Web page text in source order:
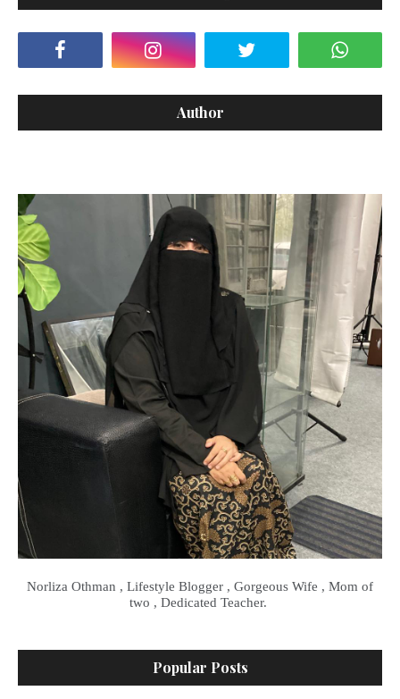
Author
Norliza Othman , Lifestyle Blogger , Gorgeous Wife , Mom of
two , Dedicated Teacher.
Popular Posts